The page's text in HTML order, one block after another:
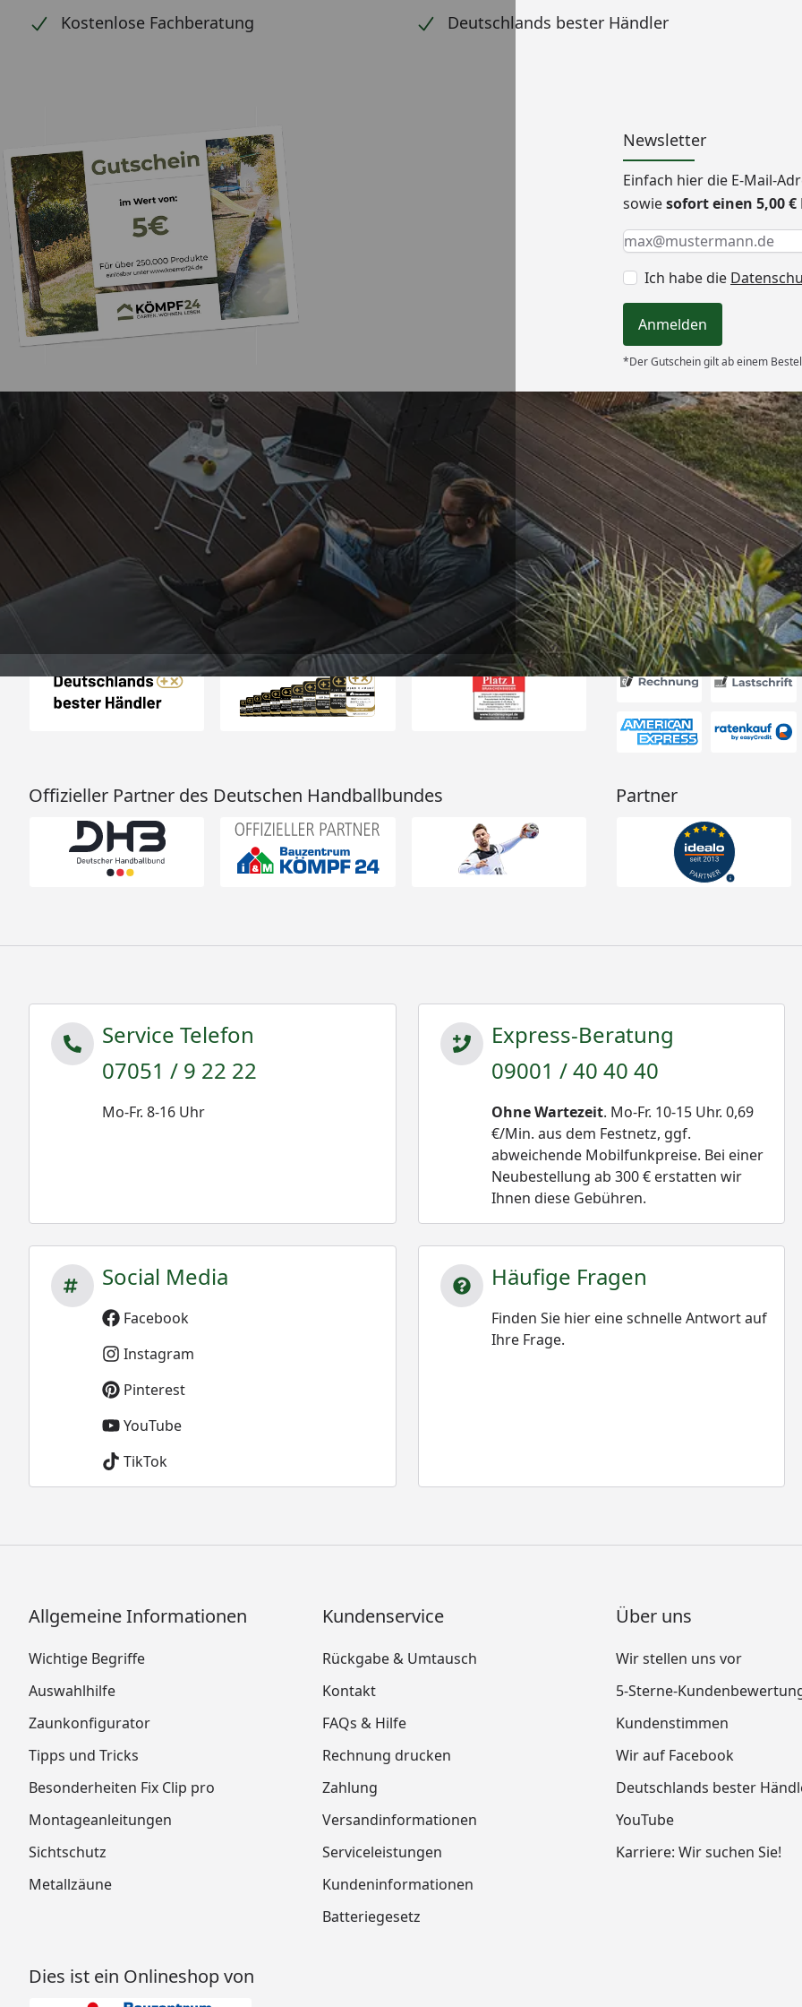
Kostenlose Fachberatung Deutschlands bester Händler
Newsletter
Einfach hier die E-Mail-
sowiesofort einen 5,00
Keine Eingabe erforderlich
Eingabe erforderlich
E-Mail *
Ich habe die
Anmelden
*Der Gutschein gilt ab einem
Trusted Shops
4,65/ 5
2.125 Bewertungen
„Schnelle Lieferung, gut
verpackt“
17.07.2026
Versand
Akzeptierte
Offizieller Partner des Deutschen Handballbundes Partner
Service Telefon
07051 / 9 22 22
Mo-Fr. 8-16 Uhr
Express-Beratung
09001 / 40 40 40
Ohne Wartezeit. Mo-Fr. 10-15 Uhr. 0,69
€/Min. aus dem Festnetz, ggf.
abweichende Mobilfunkpreise. Bei einer
Neubestellung ab 300 € erstatten wir
Ihnen diese Gebühren.
Social Media
Facebook
Instagram
Pinterest
YouTube
TikTok
Häufige Fragen
Finden Sie hier eine schnelle Antwort auf
Ihre Frage.
Allgemeine Informationen
Wichtige Begriffe
Auswahlhilfe
Zaunkonfigurator
Tipps und Tricks
Besonderheiten Fix Clip pro
Montageanleitungen
Sichtschutz
Metallzäune
Kundenservice
Rückgabe & Umtausch
Kontakt
FAQs & Hilfe
Rechnung drucken
Zahlung
Versandinformationen
Serviceleistungen
Kundeninformationen
Batteriegesetz
Über uns
Wir stellen uns vor
5-Sterne-
Kundenstimmen
Wir auf Facebook
Deutschlands bester
YouTube
Karriere: Wir suchen Sie!
Dies ist ein Onlineshop von